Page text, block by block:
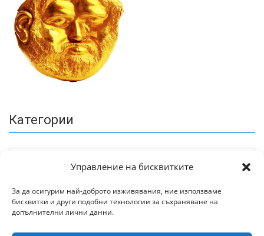
Управление на бисквитките
За да осигурим най-доброто изживявания, ние използваме
бисквитки и други подобни технологии за съхраняване на
допълнителни лични данни.
Категории
Архив